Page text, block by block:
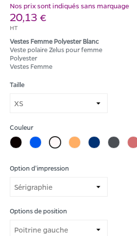
Nos prix sont indiqués sans marquage
20,13 €
HT
Vestes Femme Polyester Blanc
Veste polaire Zelus pour femme
Polyester
Vestes Femme
Taille
Couleur
Noir
Bleu Blanc OrangeMarineGris
storm
Option d'impression
Options de position